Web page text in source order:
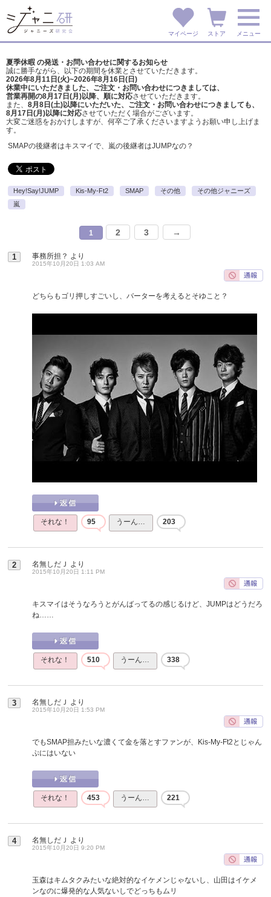
マイページ ストア メニュー
夏季休暇 の発送・お問い合わせに関するお知らせ
誠に勝手ながら、以下の期間を休業とさせていただきます。
2026年8月11日(火)~2026年8月16日(日)
休業中にいただきました、ご注文・お問い合わせにつきましては、
営業再開の8月17日(月)以降、順に対応させていただきます。
また、 8月8日(土)以降にいただいた、ご注文・ お問い合わせにつきましても、
8月17日(月)以降に対応させていただく場合がございます。
大変ご迷惑をおかけしますが、 何卒ご了承くださいますようお願い申し上げま
す。
SMAPの後継者はキスマイで、嵐の後継者はJUMPなの？
Hey!Say!JUMP Kis-My-Ft2 SMAP その他
その他ジャニーズ
嵐
1 2 3 →
1 事務所担？ より
2015年10月20日 1:03 AM
どちらもゴリ押しすごいし、バーターを考えるとそゆこと？
それな！ 95 うーん… 203
2 名無しだＪ より
2015年10月20日 1:11 PM
キスマイはそうなろうとがんばってるの感じるけど、JUMPはどうだろ
ね……
それな！ 510 うーん… 338
3 名無しだＪ より
2015年10月20日 1:53 PM
でもSMAP担みたいな濃くて金を落とすファンが、Kis-My-Ft2とじゃん
ぷにはいない
それな！ 453 うーん… 221
4 名無しだＪ より
2015年10月20日 9:20 PM
玉森はキムタクみたいな絶対的なイケメンじゃないし、山田はイケメ
ンなのに爆発的な人気ないしでどっちもムリ